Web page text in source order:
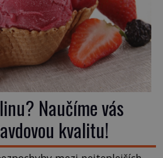
Naučíme vás
kvalitu!